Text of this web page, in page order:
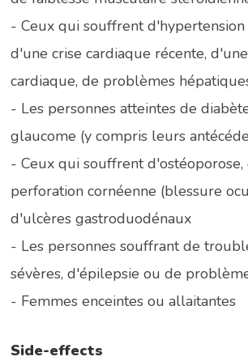
- Ceux qui souffrent
d'une crise cardiaque récente,
cardiaque, de problèmes
- Les personnes atteintes de
glaucome (y compris leurs
- Ceux qui souffrent
perforation cornéenne (blessure
d'ulcères gastroduodénaux
- Les personnes souffrant de
sévères, d'épilepsie ou de
- Femmes enceintes ou allaitantes
Side-effects